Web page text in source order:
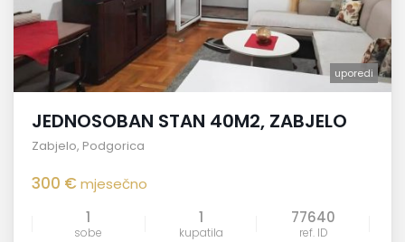
uporedi
JEDNOSOBAN STAN 40M2, ZABJELO
Zabjelo, Podgorica
300 €mjesečno
1
sobe
1
kupatila
77640
ref. ID